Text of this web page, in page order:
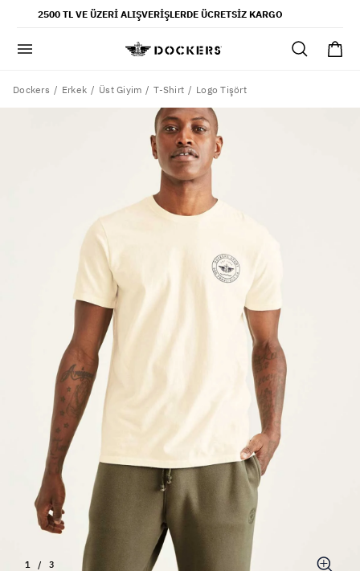
2500 TL VE ÜZERI ALIŞVERIŞLERDE ÜCRETSIZ KARGO
gömlek
şort
ultimate chino pantolon
yaz koleksiyonu
Dockers Erkek Üst Giyim T-Shirt Logo Tişört
1 / 3